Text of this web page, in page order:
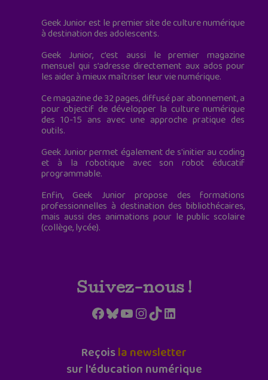
Geek Junior est le premier site de culture numérique
à destination des adolescents.
Geek Junior, c’est aussi le premier magazine
mensuel qui s’adresse directement aux ados pour
les aider à mieux maîtriser leur vie numérique.
Ce magazine de 32 pages, diffusé par abonnement, a
pour objectif de développer la culture numérique
des 10-15 ans avec une approche pratique des
outils.
Geek Junior permet également de s'initier au coding
et à la robotique avec son robot éducatif
programmable.
Enfin, Geek Junior propose des formations
professionnelles à destination des bibliothécaires,
mais aussi des animations pour le public scolaire
(collège, lycée).
Suivez-nous !
Facebook
Bluesky
YouTube
Instagram
TikTokLinkedIn
Reçoisla newsletter
sur l'éducation numérique